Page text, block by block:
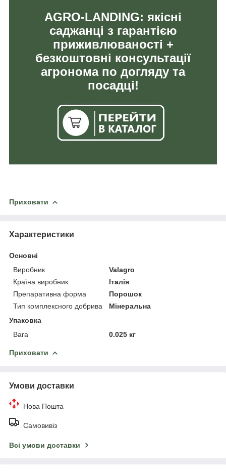
AGRO-LANDING: якісні
саджанці з гарантією
приживлюваності +
безкоштовні консультації
агронома по догляду та
посадці!
Приховати
Характеристики
Основні
Виробник
Valagro
Країна виробник
Італія
Препаративна форма
Порошок
Тип комплексного добрива
Мінеральна
Упаковка
Вага
0.025 кг
Приховати
Умови доставки
Нова Пошта
Самовивіз
Всі умови доставки